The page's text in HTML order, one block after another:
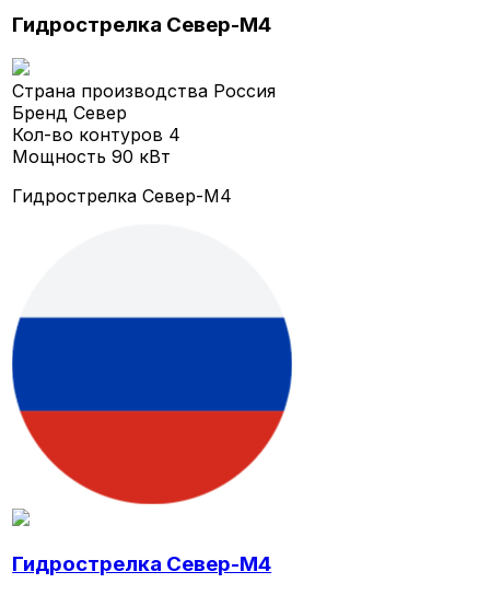
Гидрострелка Север-M4
Страна производства Россия
БрендСевер
Кол-во контуров 4
Мощность90 кВт
Гидрострелка Север-M4
Гидрострелка Север-M4